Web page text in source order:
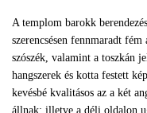
A templom barokk
szerencsésen fennmaradt
szószék, valamint a toszkán
hangszerek és kotta festett
kevésbé kvalitásos az a két
állnak; illetve a déli oldalon